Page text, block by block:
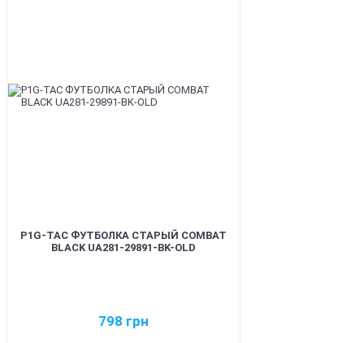
P1G-TAC ФУТБОЛКА СТАРЫЙ COMBAT
BLACK UA281-29891-BK-OLD
798 грн